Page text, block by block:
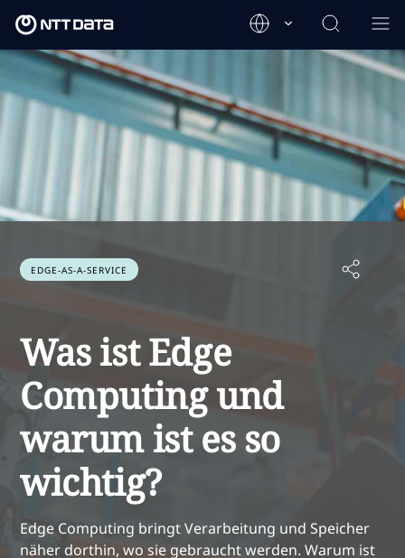
EDGE-AS-A-SERVICE
Was ist Edge
Computing und
warum ist es so
wichtig?
Edge Computing bringt Verarbeitung und Speicher
näher dorthin, wo sie gebraucht werden. Warum ist